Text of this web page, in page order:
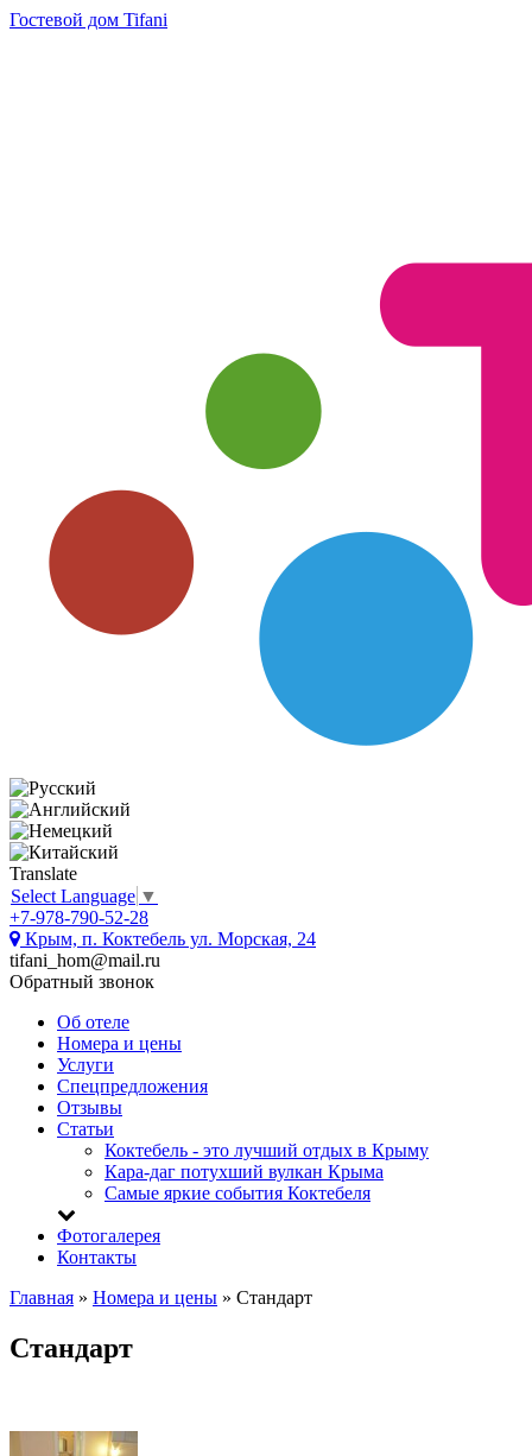
Гостевой дом Tifani
Translate
Select Language ▼
+7-978-790-52-28
Крым, п. Коктебель ул. Морская, 24
tifani_hom@mail.ru
Обратный звонок
Об отеле
Номера и цены
Услуги
Спецпредложения
Отзывы
Статьи
Коктебель - это лучший отдых в Крыму
Кара-даг потухший вулкан Крыма
Самые яркие события Коктебеля
Фотогалерея
Контакты
Главная » Номера и цены » Стандарт
Стандарт